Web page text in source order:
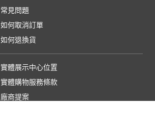
常見問題
如何取消訂單
如何退換貨
實體展示中心位置
實體購物服務條款
廠商提案